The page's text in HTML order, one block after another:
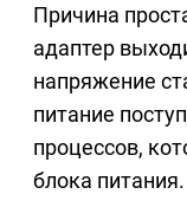
Причина
адаптер
напряжение
питание
процессов,
блока питания.